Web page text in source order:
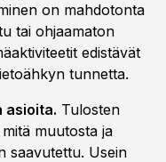
on mahdotonta
tai ohjaamaton
edistävät
tunnetta.
asioita. Tulosten
muutosta ja
saavutettu. Usein